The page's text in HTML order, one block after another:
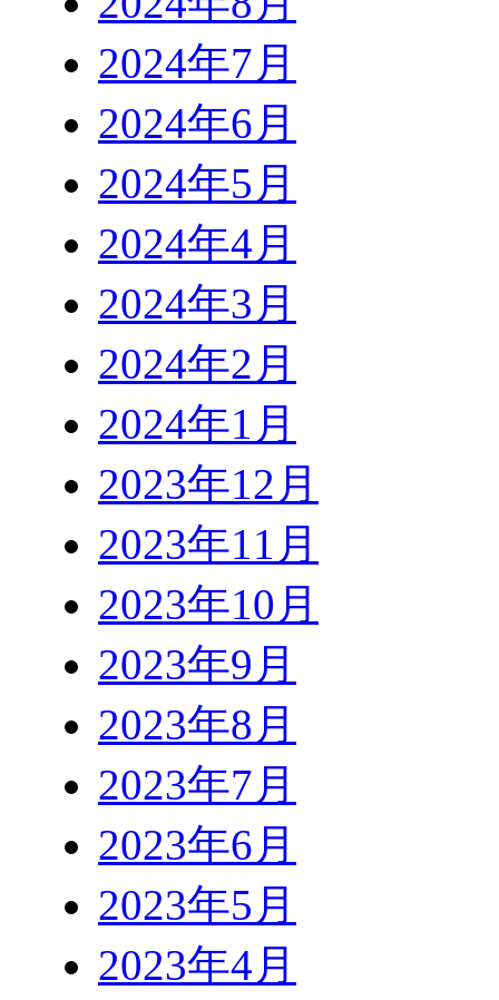
2024年7月
2024年6月
2024年5月
2024年4月
2024年3月
2024年2月
2024年1月
2023年12月
2023年11月
2023年10月
2023年9月
2023年8月
2023年7月
2023年6月
2023年5月
2023年4月